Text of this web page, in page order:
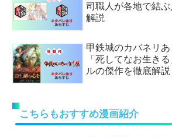
司職人が各地で結
解説
甲鉄城のカバネリあ
「死してなお生き
ルの傑作を徹底解説
こちらもおすすめ漫画紹介